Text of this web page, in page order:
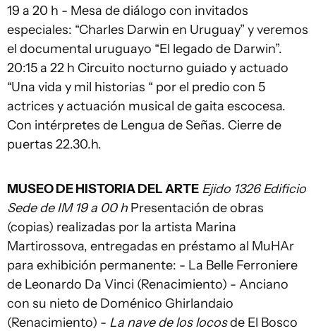
19 a 20 h - Mesa de diálogo con invitados
especiales: “Charles Darwin en Uruguay” y veremos
el documental uruguayo “El legado de Darwin”.
20:15 a 22 h Circuito nocturno guiado y actuado
“Una vida y mil historias “ por el predio con 5
actrices y actuación musical de gaita escocesa.
Con intérpretes de Lengua de Señas. Cierre de
puertas 22.30.h.
MUSEO DE HISTORIA DEL ARTE Ejido 1326 Edificio
Sede de IM 19 a 00 hPresentación de obras
(copias) realizadas por la artista Marina
Martirossova, entregadas en préstamo al MuHAr
para exhibición permanente: - La Belle Ferroniere
de Leonardo Da Vinci (Renacimiento) - Anciano
con su nieto de Doménico Ghirlandaio
(Renacimiento) - La nave de los locosde El Bosco